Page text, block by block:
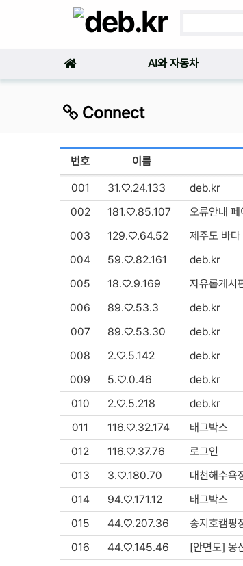
AI와 자동차
Connect
번호 이름
001 31.♡.24.133
deb.kr
002
181.♡.85.107
오류안내 페
003
129.♡.64.52
제주도 바
004
59.♡.82.161
deb.kr
005
18.♡.9.169
자유롭게시
006
89.♡.53.3
deb.kr
007
89.♡.53.30
deb.kr
008
2.♡.5.142
deb.kr
009
5.♡.0.46
deb.kr
010
2.♡.5.218
deb.kr
011
116.♡.32.174
태그박스
012
116.♡.37.76
로그인
013
3.♡.180.70
대천해수욕
014
94.♡.171.12
태그박스
015
44.♡.207.36
송지호캠핑
016
44.♡.145.46
[안면도] 몽